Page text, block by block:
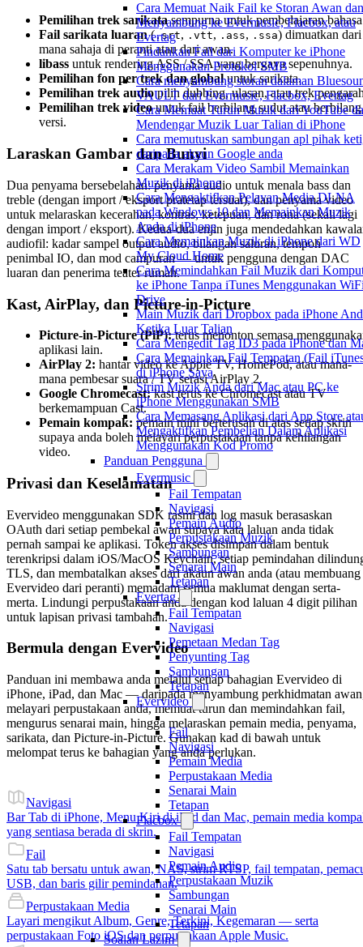
Cara Memuat Naik Fail ke Storan Awan dan
Menyambung ke Evermusic, Flacbox, atau
Evertag
Pindahkan Fail dari Komputer ke iPhone
Menggunakan Protokol SMB
Cara menyambung storan dalaman
VAULT dari Evermusic, Flacbox, Evertag
Cara Memuat Turun Muzik dari YouTube
Mendengar Muzik Luar Talian di iPhone
Cara memutuskan sambungan apl pihak
daripada akaun Google anda
Cara Merakam Video Sambil Memainkan
Muzik di iPhone
Cara Mengaktifkan Pelayan Media DLNA
pada Windows 10 dan Memainkan Muzik
Anda di iPhone
Cara Memainkan Muzik di iPhone dari WD
My Cloud Home
Cara Memindahkan Fail Muzik dari
ke iPhone Tanpa iTunes Menggunakan
Drive
Main Muzik dari Dropbox pada iPhone
Ketika Luar Talian
Cara Mengedit Tag ID3 pada iPhone dan
Cara Memainkan Fail Tempatan (Fail
di iPhone Saya
Strim Muzik Anda dari Mac atau PC ke
iPhone Menggunakan SMB
Cara Memasang Aplikasi dari App Store
Mengaktifkan Pembelian Dalam Aplikasi
Menggunakan Kod Promo
Panduan Pengguna
Evermusic
Fail Tempatan
Navigasi
Pemain Audio
Perpustakaan Muzik
Sambungan
Senarai Main
Tetapan
Evertag
Fail Tempatan
Navigasi
Pemetaan Medan Tag
Penyunting Tag
Sambungan
Tetapan
Evervideo
Fail
Navigasi
Pemain Media
Perpustakaan Media
Senarai Main
Tetapan
Flacbox
Fail Tempatan
Navigasi
Pemain Audio
Perpustakaan Muzik
Sambungan
Senarai Main
Tetapan
Soalan Lazim
Pemilihan trek sarikatasempurna untuk pembelajaran
Fail sarikata luaran(.srt, .vtt, .ass, .ssa) dimuatkan dari
mana sahaja di peranti atau dari awan.
libass untuk rendering ASS / SSA yang bergaya sepenuhnya.
Pemilihan fon per trek dan globaluntuk sarikata.
Pemilihan trek audiopilih dubbing, ulasan, atau trek
Pemilihan trek videountuk fail berbilang sudut atau berbilang
versi.
Laraskan Gambar dan Bunyi
Dua penyama bersebelahan: penyama audio untuk menala bass dan
treble (dengan import / eksport pratetap tersuai), dan penyama video
untuk melaraskan kecerahan, kontras, ketepuan, dan rona (sekali lagi
dengan import / eksport). Kedua-dua enjin juga mendedahkan
audiofil: kadar sampel output audio, bilangan saluran, tempoh
penimbal IO, dan mod campuran — untuk pengguna dengan DAC
luaran dan penerima teater rumah.
Kast, AirPlay, dan Picture-in-Picture
Picture-in-Picture (PiP):terus menonton semasa
aplikasi lain.
AirPlay 2: hantar video ke Apple TV, HomePod, atau mana-
mana pembesar suara / TV serasi AirPlay 2.
Google Chromecast:kast terus ke Chromecast atau TV
berkemampuan Cast.
Pemain kompak: pemain mini berterusan di atas setiap skrin
supaya anda boleh melayari perpustakaan tanpa kehilangan
video.
Privasi dan Keselamatan
Evervideo menggunakan SDK rasmi dan log masuk berasaskan
OAuth dari setiap pembekal awan supaya kata laluan anda tidak
pernah sampai ke aplikasi. Token akses disimpan dalam bentuk
terenkripsi dalam iOS/MacOS Keychain, setiap pemindahan
TLS, dan membatalkan akses dari akaun awan anda (atau membuang
Evervideo dari peranti) memadam semua maklumat dengan serta-
merta. Lindungi perpustakaan anda dengan kod laluan 4 digit pilihan
untuk lapisan privasi tambahan.
Bermula dengan Evervideo
Panduan ini membawa anda melalui setiap bahagian Evervideo di
iPhone, iPad, dan Mac — daripada menyambung perkhidmatan
melayari perpustakaan anda, memuat turun dan memindahkan fail,
mengurus senarai main, hingga melaraskan pemain media, penyama,
sarikata, dan Picture-in-Picture. Gunakan kad di bawah untuk
melompat terus ke bahagian yang anda perlukan.
Navigasi
Bar Tab di iPhone, Menu Kiri di iPad dan Mac, pemain media
yang sentiasa berada di skrin.
Fail
Satu tab bersatu untuk awan, NAS, strim RTSP, fail tempatan,
USB, dan baris gilir pemindahan.
Perpustakaan Media
Layari mengikut Album, Genre, Terkini, Kegemaran — serta
perpustakaan Foto iOS dan perpustakaan Apple Music.